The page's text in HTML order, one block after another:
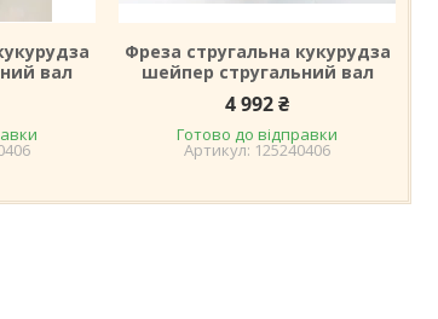
вал
Фреза стругальна кукурудза
шейпер стругальний вал
4 992 ₴
Готово до відправки
125240406